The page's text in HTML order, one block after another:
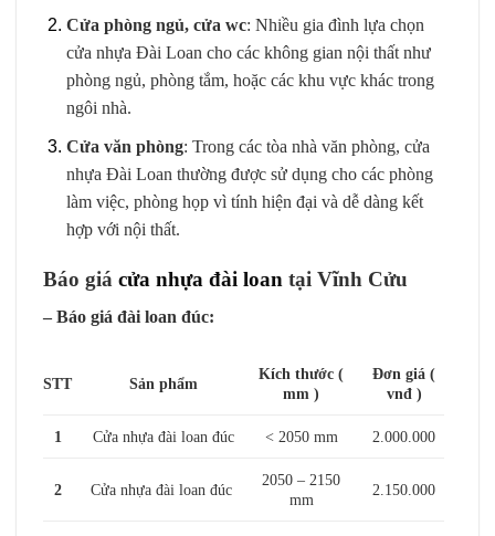
Cửa phòng ngủ, cửa wc: Nhiều gia đình lựa chọn
cửa nhựa Đài Loan cho các không gian nội thất như
phòng ngủ, phòng tắm, hoặc các khu vực khác trong
ngôi nhà.
Cửa văn phòng: Trong các tòa nhà văn phòng, cửa
nhựa Đài Loan thường được sử dụng cho các phòng
làm việc, phòng họp vì tính hiện đại và dễ dàng kết
hợp với nội thất.
Báo giá cửa nhựa đài loan tại Vĩnh Cửu
– Báo giá đài loan đúc:
STT Sản phẩm
Kích thước (
mm )
Đơn giá (
vnđ )
1 Cửa nhựa đài loan đúc < 2050 mm 2.000.000
2 Cửa nhựa đài loan đúc
2050 – 2150
mm
2.150.000